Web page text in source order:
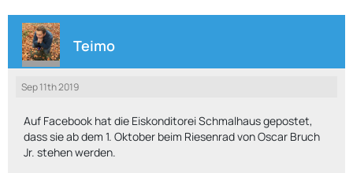
Teimo
Sep 11th 2019
Auf Facebook hat die Eiskonditorei Schmalhaus gepostet,
dass sie ab dem 1. Oktober beim Riesenrad von Oscar Bruch
Jr. stehen werden.